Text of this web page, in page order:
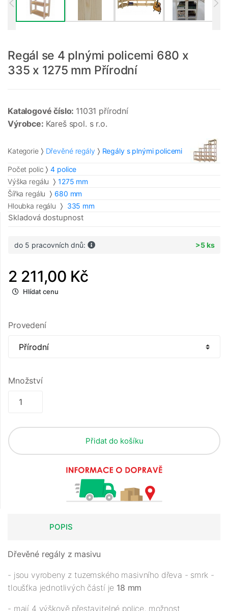
Regál se 4 plnými policemi 680 x
335 x 1275 mm Přírodní
Katalogové číslo: 11031 přírodní
Výrobce: Kareš spol. s r.o.
Kategorie Dřevěné regály Regály s plnými policemi
Počet polic
4 police
Výška regálu
1275 mm
Šířka regálu
680 mm
Hloubka regálu
335 mm
Skladová dostupnost
do 5 pracovních dnů: >5 ks
2 211,00 Kč
Hlídat cenu
Provedení
Množství
Přidat do košíku
POPIS
Dřevěné regály z masivu
- jsou vyrobeny z tuzemského masivního dřeva - smrk -
tloušťka jednotlivých částí je 18 mm
- mají 4 výškově přestavitelné police, možnost